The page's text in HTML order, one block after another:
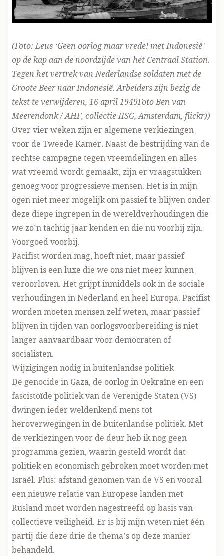
(Foto: Leus ‘Geen oorlog maar vrede! met Indonesië’
op de kap aan de noordzijde van het Centraal Station.
Tegen het vertrek van Nederlandse soldaten met de
Groote Beer naar Indonesië. Arbeiders zijn bezig de
tekst te verwijderen, 16 april 1949Foto Ben van
Meerendonk / AHF, collectie IISG, Amsterdam, flickr))
Over vier weken zijn er algemene verkiezingen
voor de Tweede Kamer. Naast de bestrijding van de
rechtse campagne tegen vreemdelingen en alles
wat vreemd wordt gemaakt, zijn er vraagstukken
genoeg voor progressieve mensen. Het is in mijn
ogen niet meer mogelijk om passief te blijven onder
deze diepe ingrepen in de wereldverhoudingen die
we zo’n tachtig jaar kenden en die nu voorbij zijn.
Voorgoed voorbij.
Pacifist worden mag, hoeft niet, maar passief
blijven is een luxe die we ons niet meer kunnen
veroorloven. Het grijpt inmiddels ook in de sociale
verhoudingen in Nederland en heel Europa. Pacifist
worden moeten mensen zelf weten, maar passief
blijven in tijden van oorlogsvoorbereiding is niet
langer aanvaardbaar voor democraten of
socialisten.
Wijzigingen nodig in buitenlandse politiek
De genocide in Gaza, de oorlog in Oekraïne en een
fascistoïde politiek van de Verenigde Staten (VS)
dwingen ieder weldenkend mens tot
heroverwegingen in de buitenlandse politiek. Met
de verkiezingen voor de deur heb ik nog geen
programma gezien, waarin gesteld wordt dat
politiek en economisch gebroken moet worden met
Israël. Plus: afstand genomen van de VS en vooral
een nieuwe relatie van Europese landen met
Rusland moet worden nagestreefd op basis van
collectieve veiligheid. Er is bij mijn weten niet één
partij die deze drie de thema’s op deze manier
behandeld.